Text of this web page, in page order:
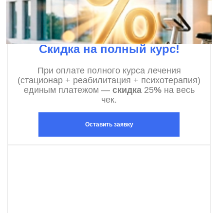
Скидка на полный курс!
При оплате полного курса лечения
(стационар + реабилитация + психотерапия)
единым платежом — скидка 25%на весь
чек.
Оставить заявку